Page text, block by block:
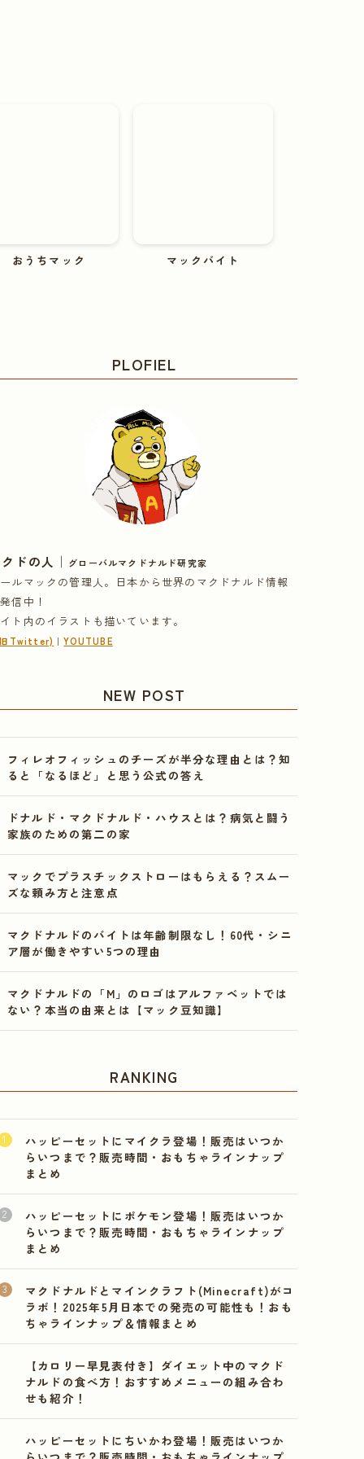
おうちマック マックバイト
PLOFIEL
ドの人 ｜ グローバルマクドナルド研究家
ルマックの管理人。日本から世界のマクドナルド情報
信中！
ト内のイラストも描いています。
Twitter) ｜YOUTUBE
NEW POST
フィレオフィッシュのチーズが半分な理由とは？知
ると「なるほど」と思う公式の答え
ドナルド・マクドナルド・ハウスとは？病気と闘う
家族のための第二の家
マックでプラスチックストローはもらえる？スムー
ズな頼み方と注意点
マクドナルドのバイトは年齢制限なし！60代・シニ
ア層が働きやすい5つの理由
マクドナルドの「M」のロゴはアルファベットでは
ない？本当の由来とは【マック豆知識】
RANKING
ハッピーセットにマイクラ登場！販売はいつか
らいつまで？販売時間・おもちゃラインナップ
まとめ
ハッピーセットにポケモン登場！販売はいつか
らいつまで？販売時間・おもちゃラインナップ
まとめ
マクドナルドとマインクラフト(Minecraft)がコ
ラボ！2025年5月日本での発売の可能性も！おも
ちゃラインナップ＆情報まとめ
【カロリー早見表付き】ダイエット中のマクド
ナルドの食べ方！おすすめメニューの組み合わ
せも紹介！
ハッピーセットにちいかわ登場！販売はいつか